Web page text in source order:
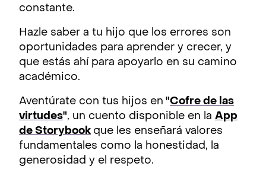
constante.
Hazle saber a tu hijo que los errores son
oportunidades para aprender y crecer, y
que estás ahí para apoyarlo en su camino
académico.
Aventúrate con tus hijos en "Cofre de las
virtudes", un cuento disponible en la App
de Storybook que les enseñará valores
fundamentales como la honestidad, la
generosidad y el respeto.